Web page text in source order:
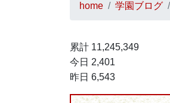
home 学園ブログ
累計 11,245,349
今日 2,401
昨日 6,543